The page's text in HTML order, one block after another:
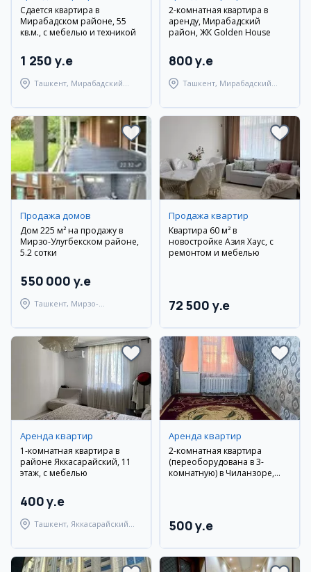
Сдается квартира в
Мирабадском районе, 55
кв.м., с мебелью и техникой
1 250 y.e
Ташкент, Мирабадский
2-комнатная квартира в
аренду, Мирабадский
район, ЖК Golden House
800 y.e
Ташкент, Мирабадский
Продажа домов
Дом 225 м² на продажу в
Мирзо-Улугбекском районе,
5.2 сотки
550 000 y.e
Ташкент, Мирзо-
Продажа квартир
Квартира 60 м² в
новостройке Азия Хаус, с
ремонтом и мебелью
72 500 y.e
Аренда квартир
1-комнатная квартира в
районе Яккасарайский, 11
этаж, с мебелью
400 y.e
Ташкент, Яккасарайский
Аренда квартир
2-комнатная квартира
(переоборудована в 3-
комнатную) в Чиланзоре,
500 y.e